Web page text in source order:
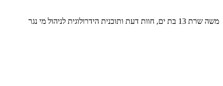
משה שרת 13 בת ים, חוות דעת ותוכנית הידרולוגית לניהול מי נגר